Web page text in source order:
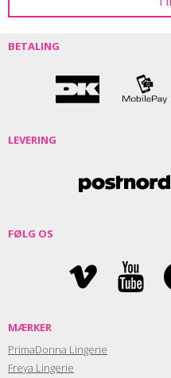
BETALING
LEVERING
FØLG OS
MÆRKER
PrimaDonna Lingerie
Freya Lingerie